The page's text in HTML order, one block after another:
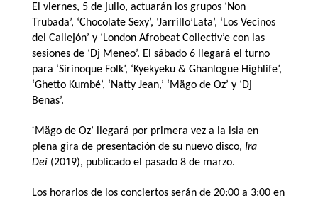
El viernes, 5 de julio, actuarán los grupos ‘Non
Trubada’, ‘Chocolate Sexy’, ‘Jarrillo’Lata’, ‘Los Vecinos
del Callejón’ y ‘London Afrobeat Collectiv’e con las
sesiones de ‘Dj Meneo’. El sábado 6 llegará el turno
para ‘Sirinoque Folk’, ‘Kyekyeku & Ghanlogue Highlife’,
‘Ghetto Kumbé’, ‘Natty Jean,’ ‘Mägo de Oz’ y ‘Dj
Benas’.
‘Mägo de Oz’ llegará por primera vez a la isla en
plena gira de presentación de su nuevo disco, Ira
Dei(2019), publicado el pasado 8 de marzo.
Los horarios de los conciertos serán de 20:00 a 3:00 en